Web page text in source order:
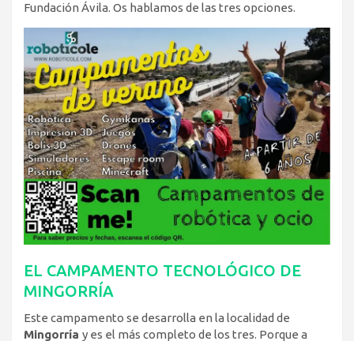
Fundación Ávila. Os hablamos de las tres opciones.
EL CAMPAMENTO TECNOLÓGICO DE
MINGORRÍA
Este campamento se desarrolla en la localidad de
Mingorría y es el más completo de los tres. Porque a